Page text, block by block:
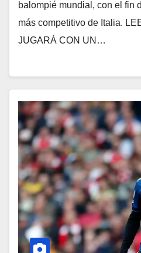
balompié mundial, con el fin
más competitivo de Italia.
JUGARÁ CON UN…